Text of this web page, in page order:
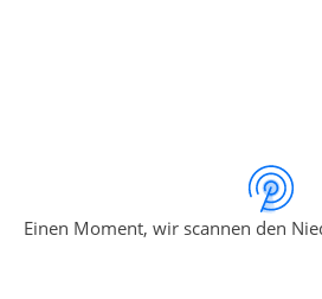
Einen Moment, wir scannen den